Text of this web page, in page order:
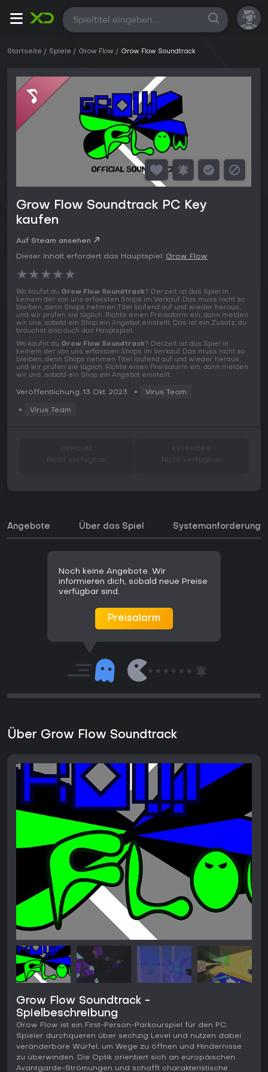
Alle
Startseite Spiele Grow Flow Grow Flow Soundtrack
Grow Flow Soundtrack PC Key
kaufen
Auf Steam ansehen
Dieser Inhalt erfordert das Hauptspiel: Grow Flow
★★★★★
Wo kaufst du Grow Flow Soundtrack? Derzeit ist das Spiel in
keinem der von uns erfassten Shops im Verkauf. Das muss nicht so
bleiben, denn Shops nehmen Titel laufend auf und wieder heraus,
und wir prüfen sie täglich. Richte einen Preisalarm ein, dann melden
wir uns, sobald ein Shop ein Angebot einstellt. Das ist ein Zusatz, du
brauchst also auch das Hauptspiel.
Wo kaufst du Grow Flow Soundtrack? Derzeit ist das Spiel in
keinem der von uns erfassten Shops im Verkauf. Das muss nicht so
bleiben, denn Shops nehmen Titel laufend auf und wieder heraus,
und wir prüfen sie täglich. Richte einen Preisalarm ein, dann melden
wir uns, sobald ein Shop ein Angebot einstellt.
Veröffentlichung: 13 Okt. 2023 Virus Team
Virus Team
Nicht verfügbar Nicht verfügbar
Angebote Über das Spiel
Noch keine Angebote. Wir
informieren dich, sobald neue Preise
verfügbar sind.
Preisalarm
Über Grow Flow Soundtrack
Grow Flow Soundtrack -
Spielbeschreibung
Grow Flow ist ein First-Person-Parkourspiel für den PC.
Spieler durchqueren über sechzig Level und nutzen dabei
veränderbare Würfel, um Wege zu öffnen und Hindernisse
zu überwinden. Die Optik orientiert sich an europäischen
Avantgarde-Strömungen und schafft charakteristische